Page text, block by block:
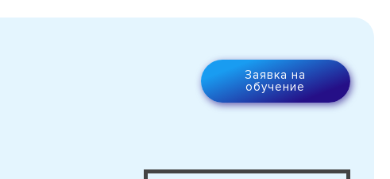
Заявка на
обучение